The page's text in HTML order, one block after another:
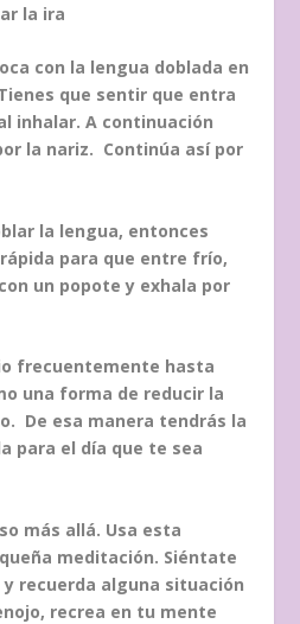
la ira
con la lengua doblada en
que sentir que entra
inhalar. A continuación
la nariz. Continúa así por
la lengua, entonces
para que entre frío,
un popote y exhala por
frecuentemente hasta
una forma de reducir la
De esa manera tendrás la
para el día que te sea
más allá. Usa esta
meditación. Siéntate
recuerda alguna situación
recrea en tu mente